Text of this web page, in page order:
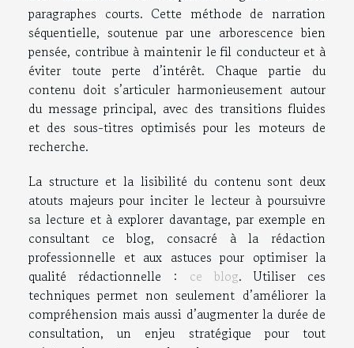
paragraphes courts. Cette méthode de narration
séquentielle, soutenue par une arborescence bien
pensée, contribue à maintenir le fil conducteur et à
éviter toute perte d’intérêt. Chaque partie du
contenu doit s’articuler harmonieusement autour
du message principal, avec des transitions fluides
et des sous-titres optimisés pour les moteurs de
recherche.
La structure et la lisibilité du contenu sont deux
atouts majeurs pour inciter le lecteur à poursuivre
sa lecture et à explorer davantage, par exemple en
consultant ce blog, consacré à la rédaction
professionnelle et aux astuces pour optimiser la
qualité rédactionnelle : ce blog. Utiliser ces
techniques permet non seulement d’améliorer la
compréhension mais aussi d’augmenter la durée de
consultation, un enjeu stratégique pour tout